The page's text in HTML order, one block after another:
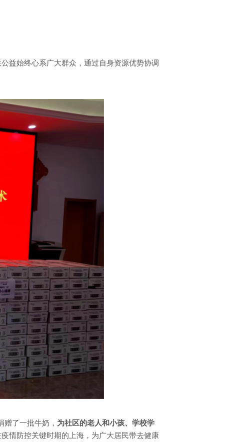
益始终心系广大群众，通过自身资源优势协调
了一批牛奶， 为社区的老人和小孩、学校学
情防控关键时期的上海，为广大居民带去健康